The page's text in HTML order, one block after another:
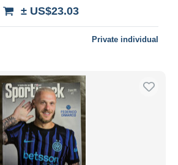
± US$23.03
Private individual